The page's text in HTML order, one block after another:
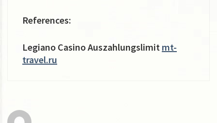
References:
Legiano Casino Auszahlungslimit mt-
travel.ru